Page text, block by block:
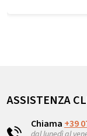
ASSISTENZA
Chiama +39